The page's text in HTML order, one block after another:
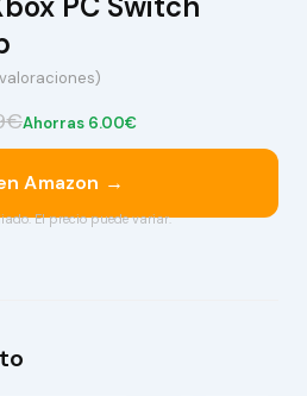
Ahorras 6.00€
Amazon →
El precio puede variar.